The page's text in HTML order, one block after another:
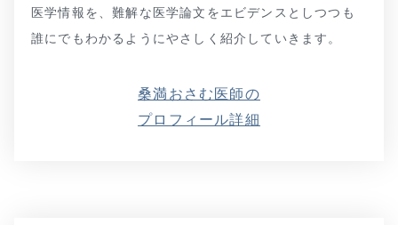
医学情報を、難解な医学論文をエビデンスとしつつも
誰にでもわかるようにやさしく紹介していきます。
桑満おさむ医師の
プロフィール詳細